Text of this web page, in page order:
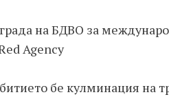
на БДВО за
Agency
бе кулминация на